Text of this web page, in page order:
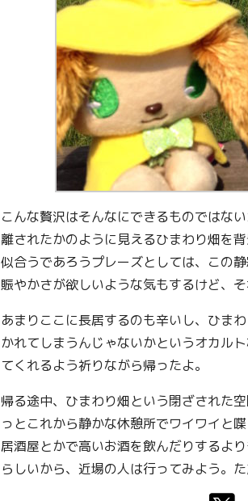
こんな贅沢はそんなにできるものではな
離されたかのように見えるひまわり畑を
似合うであろうプレーズとしては、この
賑やかさが欲しいような気もするけど、
あまりここに長居するのも辛いし、ひま
かれてしまうんじゃないかというオカル
てくれるよう祈りながら帰ったよ。
帰る途中、ひまわり畑という閉ざされた
っとこれから静かな休憩所でワイワイと
居酒屋とかで高いお酒を飲んだりするよ
らしいから、近場の人は行ってみよう。